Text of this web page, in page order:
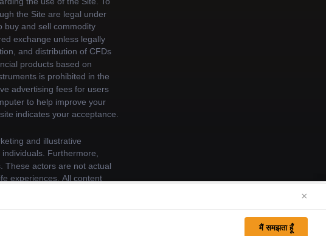
to our use of cookies. See our ×
मैं समझता हूँ